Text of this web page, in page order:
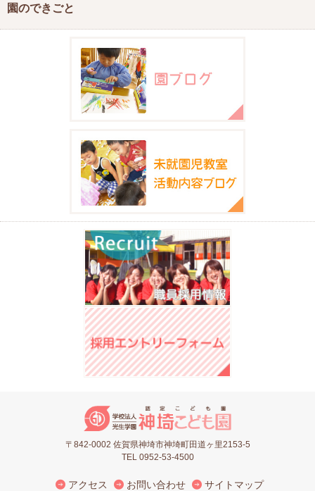
園のできごと
〒842-0002 佐賀県神埼市神埼町田道ヶ里2153-5
TEL 0952-53-4500
アクセス お問い合わせ サイトマップ